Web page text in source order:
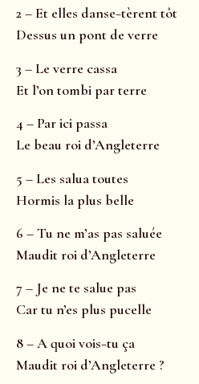
2 – Et elles danse−tèrent tôt
Dessus un pont de verre
3 – Le verre cassa
Et l’on tombi par terre
4 – Par ici passa
Le beau roi d’Angleterre
5 – Les salua toutes
Hormis la plus belle
6 – Tu ne m’as pas saluée
Maudit roi d’Angleterre
7 – Je ne te salue pas
Car tu n’es plus pucelle
8 – A quoi vois−tu ça
Maudit roi d’Angleterre ?